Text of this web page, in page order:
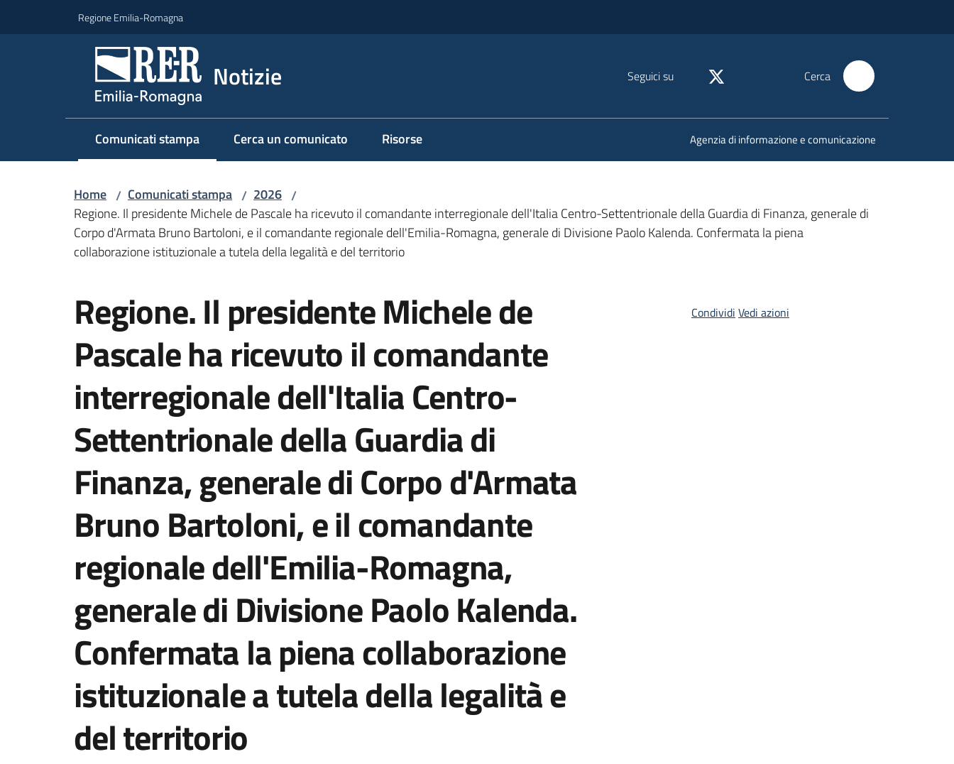
Regione Emilia-Romagna
Notizie Seguici su Cerca
Comunicati stampa
Menu selezionato Cerca un comunicato Risorse Agenzia di informazione e comunicazione
Home / Comunicati stampa / 2026 /
Regione. Il presidente Michele de Pascale ha ricevuto il comandante interregionale dell'Italia Centro-Settentrionale della Guardia di Finanza, generale di
Corpo d'Armata Bruno Bartoloni, e il comandante regionale dell'Emilia-Romagna, generale di Divisione Paolo Kalenda. Confermata la piena
collaborazione istituzionale a tutela della legalità e del territorio
Regione. Il presidente Michele de
Pascale ha ricevuto il comandante
interregionale dell'Italia Centro-
Settentrionale della Guardia di
Finanza, generale di Corpo d'Armata
Bruno Bartoloni, e il comandante
regionale dell'Emilia-Romagna,
generale di Divisione Paolo Kalenda.
Confermata la piena collaborazione
istituzionale a tutela della legalità e
del territorio
Condividi Vedi azioni